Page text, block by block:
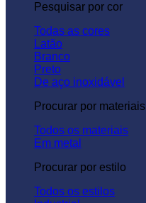
Pesquisar por cor
Todas as cores
Latão
Branco
Preto
De aço inoxidável
Procurar por materiais
Todos os materiais
Em metal
Procurar por estilo
Todos os estilos